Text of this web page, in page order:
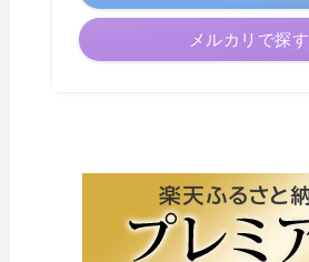
メルカリで探す